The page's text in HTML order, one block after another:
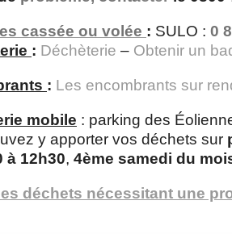
cassée ou volée : SULO : 0
: Déchèterie – Obtenir un
: Les encombrants sur
mobile : parking des
y apporter vos déchets sur
à 12h30, 4ème samedi du
déchets nécessitant une